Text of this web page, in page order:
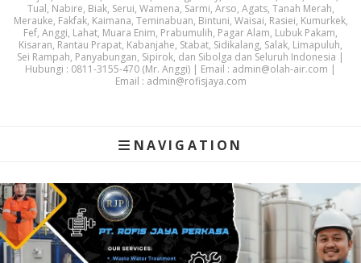
Tual, Nabire, Biak, Serui, Wamena, Sarmi, Arso, Agats, Tanah Merah,
Merauke, Fakfak, Kaimana, Teminabuan, Bintuni, Waisai, Rasiei, Kumurkek,
Fef, Anggi, Lahat, Muara Enim, Prabumulih, Pagar Alam, Lubuk Pakam,
Kisaran, Rantau Prapat, Kabanjahe, Stabat, Sidikalang, Salak, Limapuluh,
Sei Rampah, Panyabungan, Sipirok, dan Sibolga dan Seluruh Indonesia |
Hubungi : 0811-3155-470 (Mr. Anggi) | Email : admin@olah-air.com |
Email : admin@rofisjaya.com
NAVIGATION